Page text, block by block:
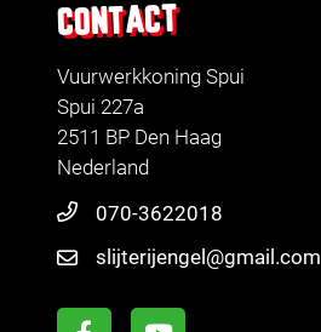
CONTACT
Vuurwerkkoning Spui
Spui 227a
2511 BP Den Haag
Nederland
070-3622018
slijterijengel@gmail.com